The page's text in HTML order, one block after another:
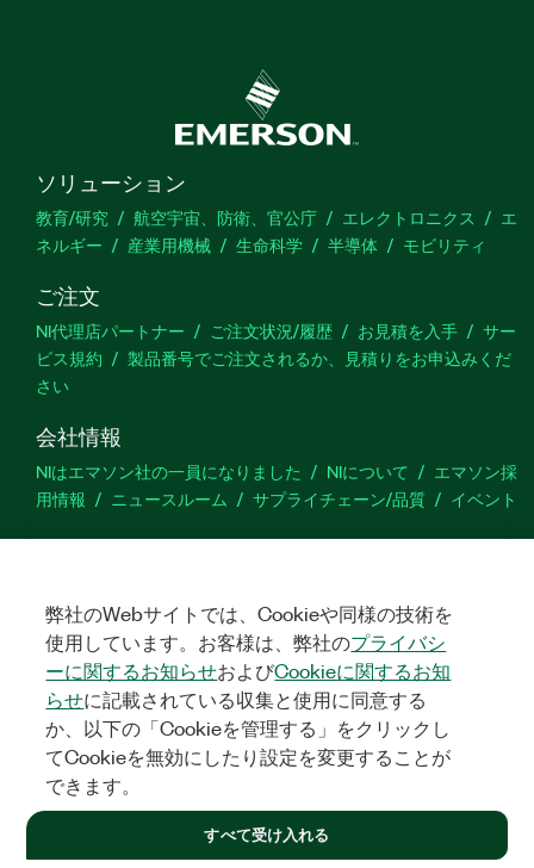
ソリューション
教育/研究 航空宇宙、防衛、官公庁 エレクトロニクス
エ
ネルギー
産業用機械 生命科学 半導体 モビリティ
ご注文
NI代理店パートナー ご注文状況/履歴 お見積を入手
サー
ビス規約
製品番号でご注文されるか、見積りをお申込みくだ
さい
会社情報
NIはエマソン社の一員になりました NIについて
エマソン採
用情報
ニュースルーム サプライチェーン/品質 イベント
サポート
ム
製品のアクティブ化 サポートリクエスト
サイトに関
するご意見
Twitter
©2026NATIONAL INSTRUMENTS CORP. ALL RIGHTS RESERVED.
弊社のWebサイトでは、Cookieや同様の技術を
使用しています。お客様は、弊社のプライバシ
ーに関するお知らせおよびCookieに関するお知
らせに記載されている収集と使用に同意する
か、以下の「Cookieを管理する」をクリックし
てCookieを無効にしたり設定を変更することが
できます。
すべて受け入れる